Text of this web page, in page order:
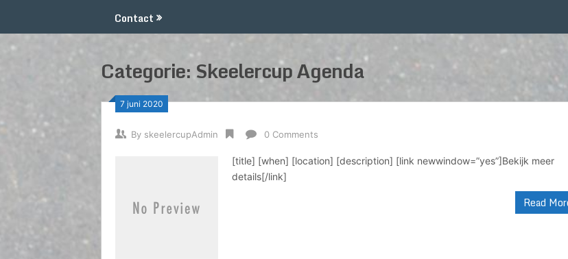
Contact
Categorie: Skeelercup Agenda
7 juni 2020
By skeelercupAdmin 0 Comments
[title] [when] [location] [description] [link newwindow=”yes”]Bekijk meer
details[/link]
Read